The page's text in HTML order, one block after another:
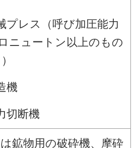
プレス（呼び加圧能力
ニュートン以上のもの
機
切断機
鉱物用の破砕機、摩砕